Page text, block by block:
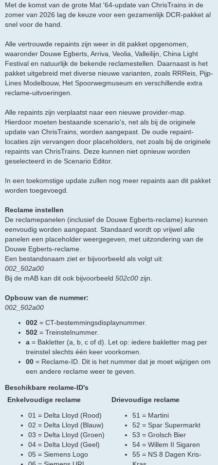
Met de komst van de grote Mat '64-update van ChrisTrains in de
zomer van 2026 lag de keuze voor een gezamenlijk DCR-pakket al
snel voor de hand.
Alle vertrouwde repaints zijn weer in dit pakket opgenomen,
waaronder Douwe Egberts, Arriva, Veolia, Valleilijn, China Light
Festival en natuurlijk de bekende reclamestellen. Daarnaast is het
pakket uitgebreid met diverse nieuwe varianten, zoals RRReis, Pijp-
Lines Modelbouw, Het Spoorwegmuseum en verschillende extra
reclame-uitvoeringen.
Alle repaints zijn verplaatst naar een nieuwe provider-map.
Hierdoor moeten bestaande scenario's, net als bij de originele
update van ChrisTrains, worden aangepast. De oude repaint-
locaties zijn vervangen door placeholders, net zoals bij de originele
repaints van ChrisTrains. Deze kunnen niet opnieuw worden
geselecteerd in de Scenario Editor.
In een toekomstige update zullen nog meer repaints aan dit pakket
worden toegevoegd.
Reclame instellen
De reclamepanelen (inclusief de Douwe Egberts-reclame) kunnen
eenvoudig worden aangepast. Standaard wordt op vrijwel alle
panelen een placeholder weergegeven, met uitzondering van de
Douwe Egberts-reclame.
Een bestandsnaam ziet er bijvoorbeeld als volgt uit:
002_502a00
Bij de mAB kan dit ook bijvoorbeeld 502c00 zijn.
Opbouw van de nummer:
002_502a00
002= CT-bestemmingsdisplaynummer.
502= Treinstelnummer.
a= Bakletter (a, b, c of d). Let op: iedere bakletter mag per
treinstel slechts één keer voorkomen.
00= Reclame-ID. Dit is het nummer dat je moet wijzigen om
een andere reclame weer te geven.
Beschikbare reclame-ID's
Enkelvoudige reclame
01 = Delta Lloyd (Rood)
02 = Delta Lloyd (Blauw)
03 = Delta Lloyd (Groen)
04 = Delta Lloyd (Geel)
05 = Siemens Logo
Drievoudige reclame
51 = Martini
52 = Spar Supermarkt
53 = Grolsch Bier
54 = Willem II Sigaren
55 = NS 8 Dagen Kris-